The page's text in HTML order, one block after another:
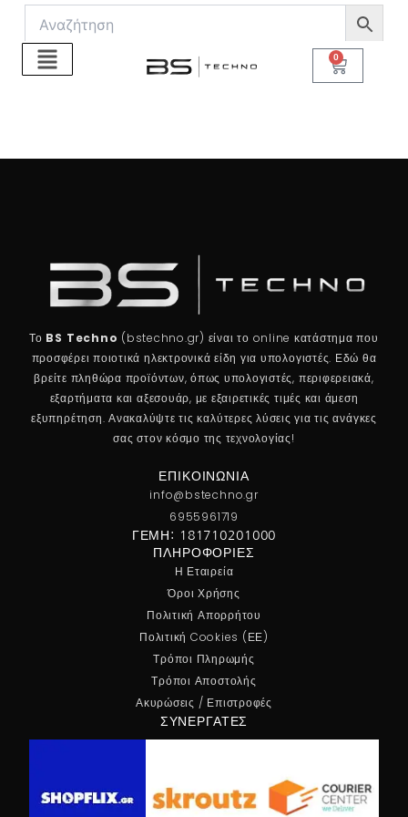
Μετάβαση
περιεχόμενο
0
Cart
Το BS Techno (bstechno.gr) είναι το online κατάστημα που
προσφέρει ποιοτικά ηλεκτρονικά είδη για υπολογιστές. Εδώ θα
βρείτε πληθώρα προϊόντων, όπως υπολογιστές, περιφερειακά,
εξαρτήματα και αξεσουάρ, με εξαιρετικές τιμές και άμεση
εξυπηρέτηση. Ανακαλύψτε τις καλύτερες λύσεις για τις ανάγκες
σας στον κόσμο της τεχνολογίας!
ΕΠΙΚΟΙΝΩΝΊΑ
info@bstechno.gr
6955961719
ΓΕΜΗ: 181710201000
ΠΛΗΡΟΦΟΡΊΕΣ
Η Εταιρεία
Όροι Χρήσης
Πολιτική Απορρήτου
Πολιτική Cookies (ΕΕ)
Τρόποι Πληρωμής
Τρόποι Αποστολής
Ακυρώσεις / Επιστροφές
ΣΥΝΕΡΓΆΤΕΣ